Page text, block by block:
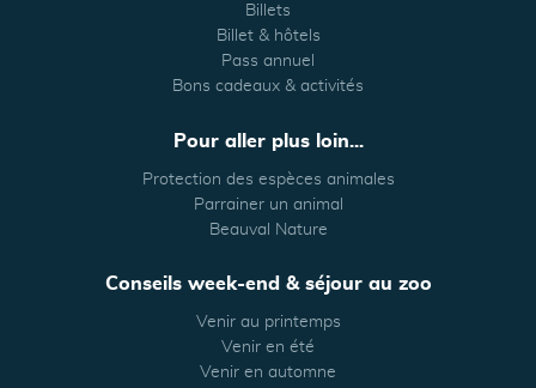
Billets
Billet & hôtels
Pass annuel
Bons cadeaux & activités
Pour aller plus loin...
Protection des espèces animales
Parrainer un animal
Beauval Nature
Conseils week-end & séjour au zoo
Venir au printemps
Venir en été
Venir en automne